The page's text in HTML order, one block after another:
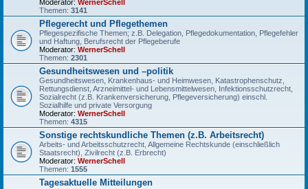
Moderator: WernerSchell
Themen: 3141
Pflegerecht und Pflegethemen
Pflegespezifische Themen; z.B. Delegation, Pflegedokumentation, Pflegefehler
und Haftung, Berufsrecht der Pflegeberufe
Moderator: WernerSchell
Themen: 2301
Gesundheitswesen und –politik
Gesundheitswesen, Krankenhaus- und Heimwesen, Katastrophenschutz,
Rettungsdienst, Arzneimittel- und Lebensmittelwesen, Infektionsschutzrecht,
Sozialrecht (z.B. Krankenversicherung, Pflegeversicherung) einschl.
Sozialhilfe und private Versorgung
Moderator: WernerSchell
Themen: 4315
Sonstige rechtskundliche Themen (z.B. Arbeitsrecht)
Arbeits- und Arbeitsschutzrecht, Allgemeine Rechtskunde (einschließlich
Staatsrecht), Zivilrecht (z.B. Erbrecht)
Moderator: WernerSchell
Themen: 1555
Tagesaktuelle Mitteilungen